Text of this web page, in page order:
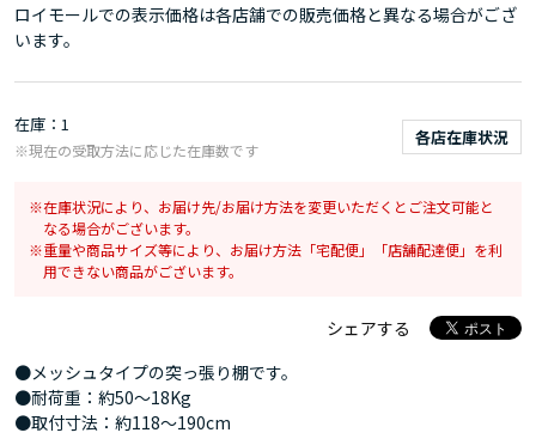
ロイモールでの表示価格は各店舗での販売価格と異なる場合がござ
います。
在庫 1
各店在庫状況
※現在の受取方法に応じた在庫数です
在庫状況により、お届け先/お届け方法を変更いただくとご注文可能と
なる場合がございます。
重量や商品サイズ等により、お届け方法「宅配便」「店舗配達便」を利
用できない商品がございます。
シェアする
●メッシュタイプの突っ張り棚です。
●耐荷重：約50～18Kg
●取付寸法：約118～190cm